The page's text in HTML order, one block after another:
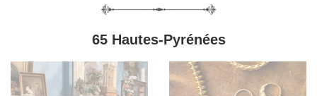
65 Hautes-Pyrénées